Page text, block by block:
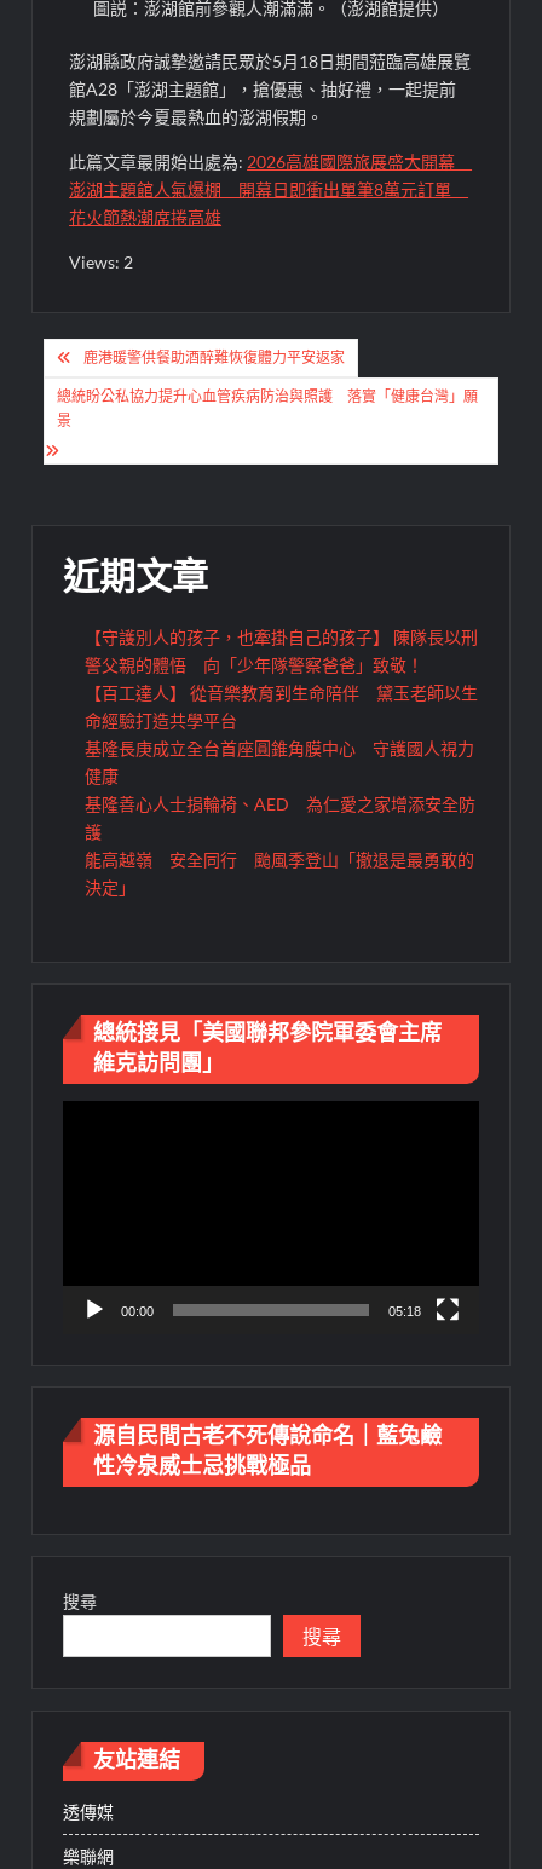
圖説：澎湖館前參觀人潮滿滿。（澎湖館提供）
澎湖縣政府誠摯邀請民眾於5月18日期間蒞臨高雄展覽
館A28「澎湖主題館」，搶優惠、抽好禮，一起提前
規劃屬於今夏最熱血的澎湖假期。
此篇文章最開始出處為: 2026高雄國際旅展盛大開幕
澎湖主題館人氣爆棚 開幕日即衝出單筆8萬元訂單
花火節熱潮席捲高雄
Views: 2
文
章
導
覽
鹿港暖警供餐助酒醉難恢復體力平安返家
總統盼公私協力提升心血管疾病防治與照護 落實「健康台灣」願
景
近期文章
【守護別人的孩子，也牽掛自己的孩子】 陳隊長以刑
警父親的體悟 向「少年隊警察爸爸」致敬！
【百工達人】 從音樂教育到生命陪伴 黛玉老師以生
命經驗打造共學平台
基隆長庚成立全台首座圓錐角膜中心 守護國人視力
健康
基隆善心人士捐輪椅、AED 為仁愛之家增添安全防
護
能高越嶺 安全同行 颱風季登山「撤退是最勇敢的
決定」
總統接見「美國聯邦參院軍委會主席
維克訪問團」
00:00 05:18
源自民間古老不死傳說命名｜藍兔鹼
性冷泉威士忌挑戰極品
搜尋
搜尋
友站連結
透傳媒
樂聯網